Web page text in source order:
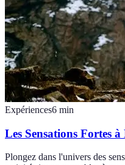
Expériences6 min
Les Sensations Fortes
Plongez dans l'univers des